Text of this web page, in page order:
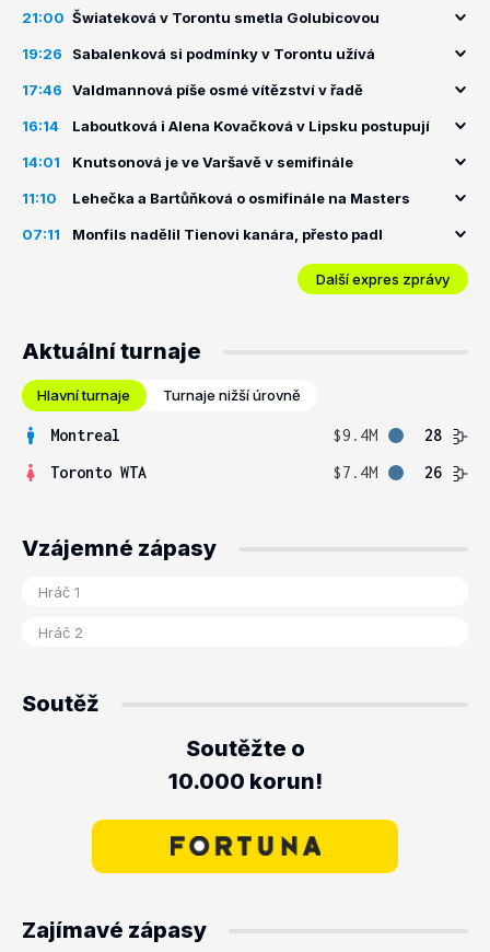
21:00 Šwiateková v Torontu smetla Golubicovou
19:26 Sabalenková si podmínky v Torontu užívá
17:46 Valdmannová píše osmé vítězství v řadě
16:14 Laboutková i Alena Kovačková v Lipsku postupují
14:01 Knutsonová je ve Varšavě v semifinále
11:10 Lehečka a Bartůňková o osmifinále na Masters
07:11 Monfils nadělil Tienovi kanára, přesto padl
Další expres zprávy
Aktuální turnaje
Hlavní turnaje Turnaje nižší úrovně
Montreal $9.4M
28
Toronto WTA
$7.4M 26
Vzájemné zápasy
Soutěž
Soutěžte o
10.000 korun!
Zajímavé zápasy